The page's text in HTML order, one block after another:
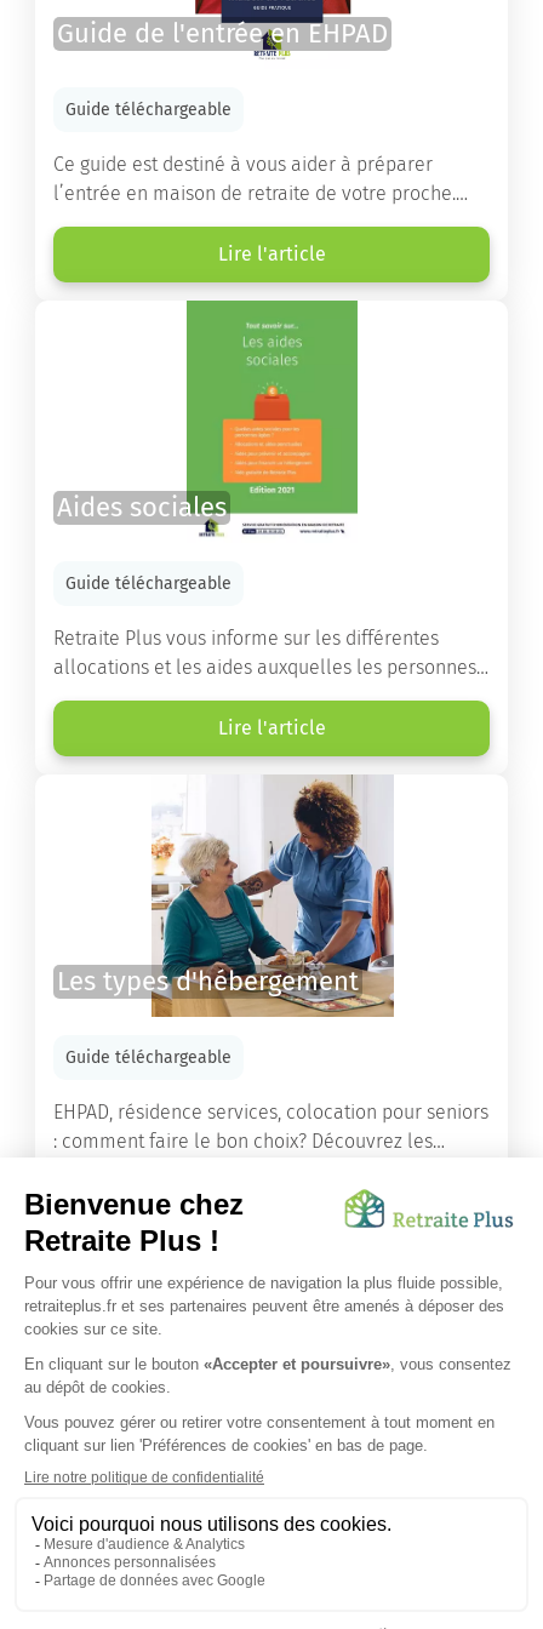
Guide de l'entrée en EHPAD
Guide téléchargeable
Ce guide est destiné à vous aider à préparer
l’entrée en maison de retraite de votre proche.
Vous y trouverez un panorama des différents types
d’établissements ainsi que des conseils pratiques
destinés à orienter les familles et à leur faciliter
Lire l'article
Aides sociales
Guide téléchargeable
Retraite Plus vous informe sur les différentes
allocations et les aides auxquelles les personnes
âgées ont droit pour financer un séjour en maison
de retraite ou un maintien à domicile.
Lire l'article
Les types d'hébergement
Guide téléchargeable
EHPAD, résidence services, colocation pour seniors
: comment faire le bon choix? Découvrez les
ainés.
Lire l'article
Vous avez besoin d’une aide de nos équipes ?
Obtenir les tarifs & disponibilités
SUIVEZ-NOUS SUR :
Protection données personnelles